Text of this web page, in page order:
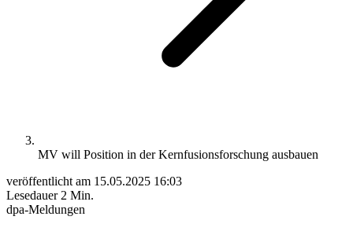
MV will Position in der Kernfusionsforschung ausbauen
veröffentlicht am 15.05.2025 16:03
Lesedauer 2 Min.
dpa-Meldungen